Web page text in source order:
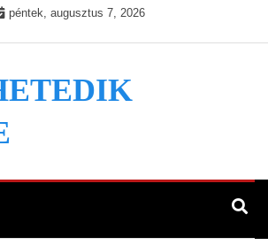
péntek, augusztus 7, 2026